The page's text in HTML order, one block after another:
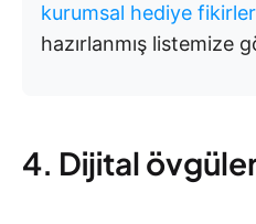
kurumsal hediye
hazırlanmış listemize
4. Dijital